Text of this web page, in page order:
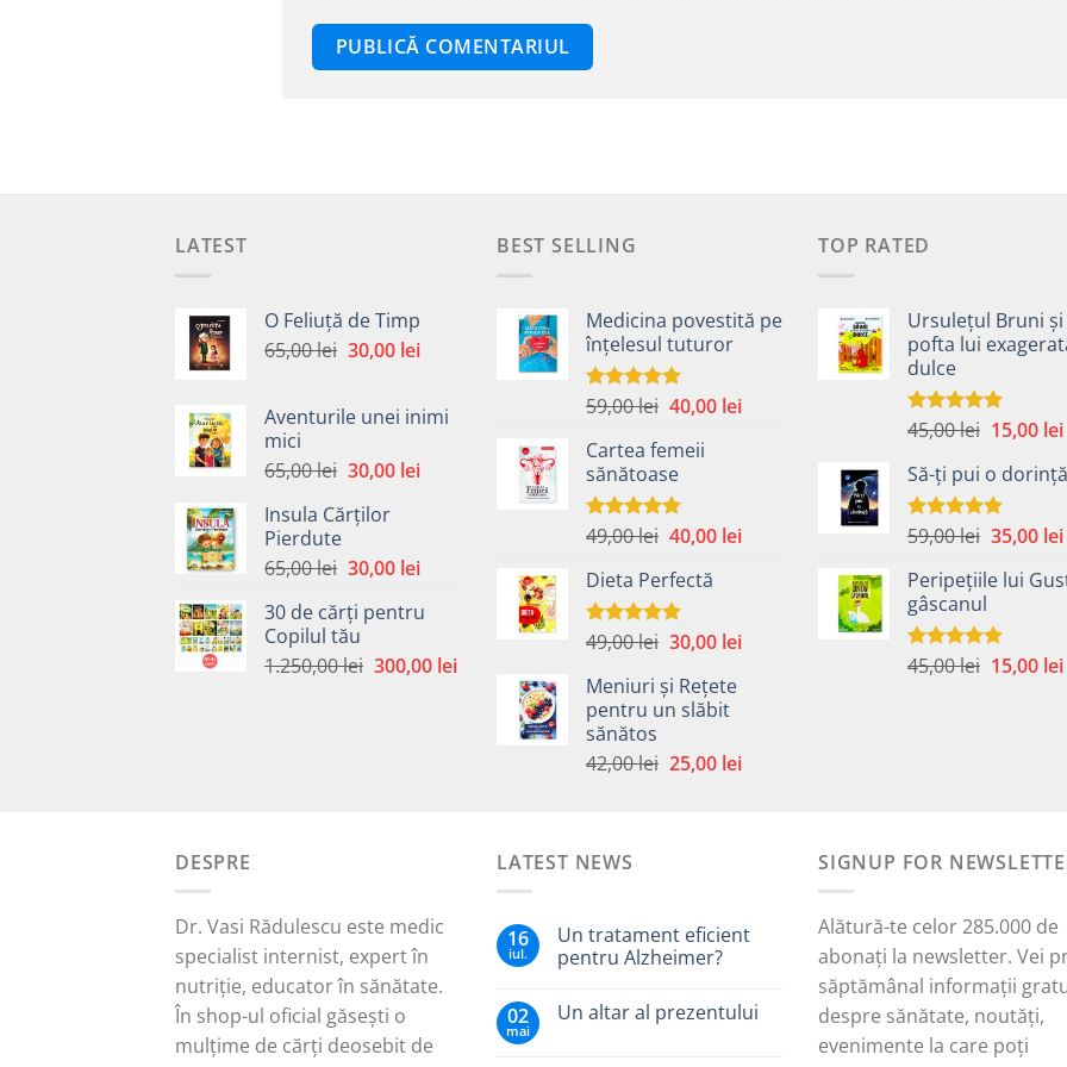
LATEST
O Feliuță de Timp
65,00lei Prețul
fost:
30,00 leiPrețul
30,00 lei.
Aventurile unei inimi
mici
65,00lei Prețul
a
65,00 lei.
30,00 leiPrețul
Insula Cărților
Pierdute
65,00lei Prețul
a
fost:
65,00 lei.
30,00 leiPrețul
este:
30 de cărți pentru
Copilul tău
1.250,00lei Prețul
300,00 leiPrețul
300,00 lei.
BEST SELLING
Medicina povestită pe
înțelesul tuturor
Evaluat la
59,00lei Prețul
a
fost:
59,00 lei.
40,00 leiPrețul
Cartea femeii
sănătoase
Evaluat la
49,00lei Prețul
a
fost:
49,00 lei.
40,00 leiPrețul
Dieta Perfectă
Evaluat la
49,00lei Prețul
a
fost:
30,00 leiPrețul
Meniuri și Rețete
pentru un slăbit
sănătos
42,00lei Prețul
25,00 leiPrețul
TOP RATED
Ursulețul Bruni și
pofta lui
dulce
Evaluat la
45,00lei Prețul
a
fost:
45,00 lei.
15,00 lei
Să-ți pui o dorință
Evaluat la
59,00lei Prețul
a
59,00 lei.
35,00 lei
Peripețiile lui
gâscanul
Evaluat la
45,00lei Prețul
15,00 lei
DESPRE
Dr. Vasi Rădulescu este medic
specialist internist, expert în
nutriție, educator în sănătate.
În shop-ul oficial găsești o
mulțime de cărți deosebit de
LATEST NEWS
16
iul.
Un tratament eficient
pentru Alzheimer?
02
mai
Un altar al prezentului
SIGNUP FOR
Alătură-te celor 285.000 de
abonați la newsletter. Vei
săptămânal informații
despre sănătate, noutăți,
evenimente la care poți